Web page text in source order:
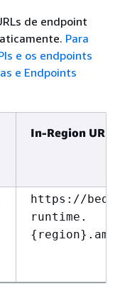
de endpoint
Para
e os endpoints
e Endpoints
In-Region URL
https://
runtime.
{